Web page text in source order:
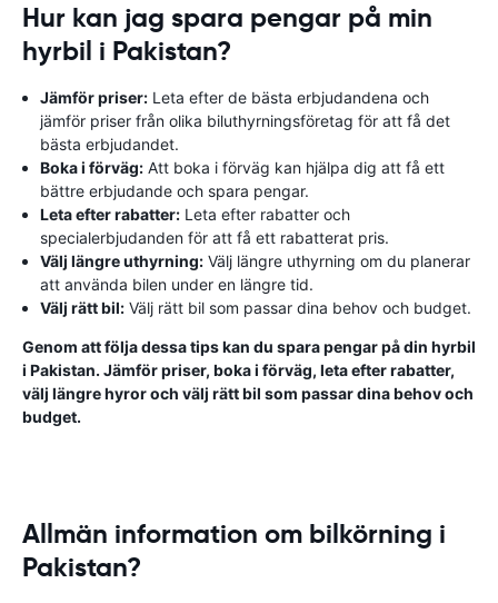
Hur kan jag spara pengar på min
hyrbil i Pakistan?
Jämför priser: Leta efter de bästa erbjudandena och
jämför priser från olika biluthyrningsföretag för att få det
bästa erbjudandet.
Boka i förväg: Att boka i förväg kan hjälpa dig att få ett
bättre erbjudande och spara pengar.
Leta efter rabatter: Leta efter rabatter och
specialerbjudanden för att få ett rabatterat pris.
Välj längre uthyrning: Välj längre uthyrning om du planerar
att använda bilen under en längre tid.
Välj rätt bil: Välj rätt bil som passar dina behov och budget.
Genom att följa dessa tips kan du spara pengar på din hyrbil
i Pakistan. Jämför priser, boka i förväg, leta efter rabatter,
välj längre hyror och välj rätt bil som passar dina behov och
budget.
Allmän information om bilkörning i
Pakistan?